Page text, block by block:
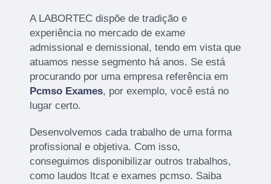
A LABORTEC dispõe de tradição e
experiência no mercado de exame
admissional e demissional, tendo em vista que
atuamos nesse segmento há anos. Se está
procurando por uma empresa referência em
Pcmso Exames, por exemplo, você está no
lugar certo.
Desenvolvemos cada trabalho de uma forma
profissional e objetiva. Com isso,
conseguimos disponibilizar outros trabalhos,
como laudos ltcat e exames pcmso. Saiba